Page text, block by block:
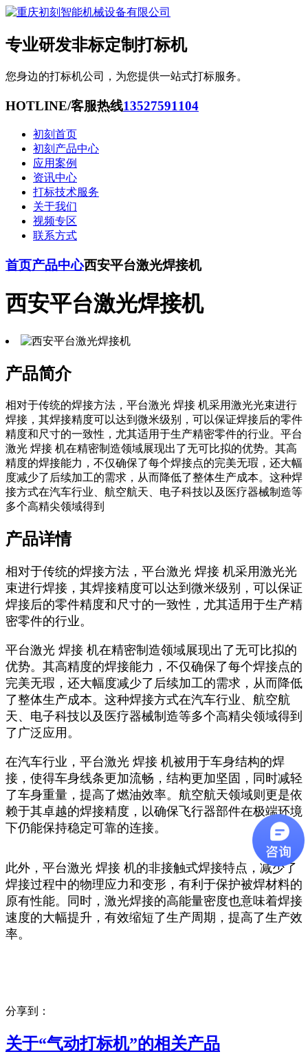
专业研发非标定制打标机
您身边的打标机公司，为您提供一站式打标服务。
HOTLINE/客服热线13527591104
初刻首页
初刻产品中心
应用案例
资讯中心
打标技术服务
关于我们
视频专区
联系方式
首页产品中心西安平台激光焊接机
西安平台激光焊接机
产品简介
相对于传统的焊接方法，平台激光 焊接 机采用激光光束进行
焊接，其焊接精度可以达到微米级别，可以保证焊接后的零件
精度和尺寸的一致性，尤其适用于生产精密零件的行业。平台
激光 焊接 机在精密制造领域展现出了无可比拟的优势。其高
精度的焊接能力，不仅确保了每个焊接点的完美无瑕，还大幅
度减少了后续加工的需求，从而降低了整体生产成本。这种焊
接方式在汽车行业、航空航天、电子科技以及医疗器械制造等
多个高精尖领域得到
产品详情
相对于传统的焊接方法，平台激光 焊接 机采用激光光
束进行焊接，其焊接精度可以达到微米级别，可以保证
焊接后的零件精度和尺寸的一致性，尤其适用于生产精
密零件的行业。
平台激光 焊接 机在精密制造领域展现出了无可比拟的
优势。其高精度的焊接能力，不仅确保了每个焊接点的
完美无瑕，还大幅度减少了后续加工的需求，从而降低
了整体生产成本。这种焊接方式在汽车行业、航空航
天、电子科技以及医疗器械制造等多个高精尖领域得到
了广泛应用。
在汽车行业，平台激光 焊接 机被用于车身结构的焊
接，使得车身线条更加流畅，结构更加坚固，同时减轻
了车身重量，提高了燃油效率。航空航天领域则更是依
赖于其卓越的焊接精度，以确保飞行器部件在极端环境
下仍能保持稳定可靠的连接。
此外，平台激光 焊接 机的非接触式焊接特点，减少了
焊接过程中的物理应力和变形，有利于保护被焊材料的
原有性能。同时，激光焊接的高能量密度也意味着焊接
速度的大幅提升，有效缩短了生产周期，提高了生产效
率。
分享到：
关于“气动打标机”的相关产品